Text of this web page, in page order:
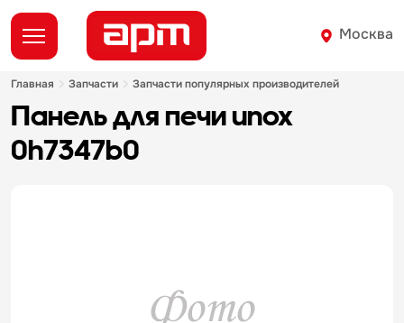
Москва
главная запчасти запчасти популярных производителей
панель для печи unox
0h7347b0